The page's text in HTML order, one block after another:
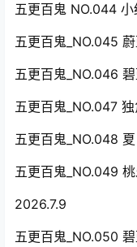
五更百鬼 NO.044
五更百鬼_NO.045
五更百鬼_NO.046
五更百鬼_NO.047
五更百鬼_NO.048
五更百鬼_NO.049
2026.7.9
五更百鬼_NO.050